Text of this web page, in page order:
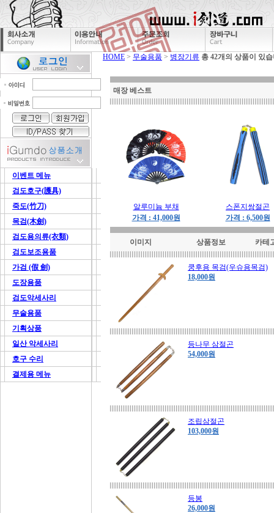
이벤트 메뉴
검도호구(護具)
죽도(竹刀)
목검(木劍)
검도용의류(衣類)
검도보조용품
가검 (假 劍)
도장용품
검도악세사리
무술용품
기획상품
일산 악세사리
호구 수리
결제용 메뉴
HOME > 무술용품 > 병장기류 총 42개의 상품이 있
매장 베스트
알루미늄 부채
가격 : 41,000원
스폰지쌍절곤
가격 : 6,500원
이미지 상품정보 카테
쿵후용 목검(우슈용목검)
18,000원
등나무 삼절곤
54,000원
조립삼절곤
103,000원
등봉
26,000원